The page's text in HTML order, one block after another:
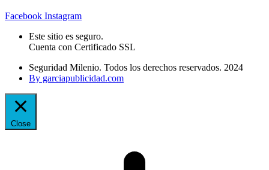
Facebook Instagram
Este sitio es seguro.
Cuenta con Certificado SSL
Seguridad Milenio. Todos los derechos reservados. 2024
By garciapublicidad.com
Close